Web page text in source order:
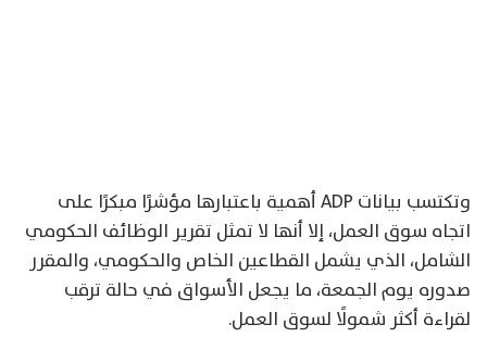
وتكتسب بيانات ADP أهمية باعتبارها مؤشرًا مبكرًا على
اتجاه سوق العمل، إلا أنها لا تمثل تقرير الوظائف الحكومي
الشامل، الذي يشمل القطاعين الخاص والحكومي، والمقرر
صدوره يوم الجمعة، ما يجعل الأسواق في حالة ترقب
لقراءة أكثر شمولًا لسوق العمل.